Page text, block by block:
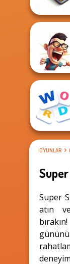
OYUNLAR
Super
atın